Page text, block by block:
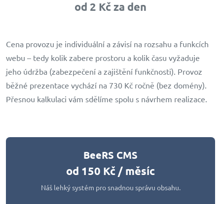
od 2 Kč za den
Cena provozu je individuální a závisí na rozsahu a funkcích
webu – tedy kolik zabere prostoru a kolik času vyžaduje
jeho údržba (zabezpečení a zajištění funkčnosti). Provoz
běžné prezentace vychází na 730 Kč ročně (bez domény).
Přesnou kalkulaci vám sdělíme spolu s návrhem realizace.
BeeRS CMS
od 150 Kč / měsíc
Náš lehký systém pro snadnou správu obsahu.